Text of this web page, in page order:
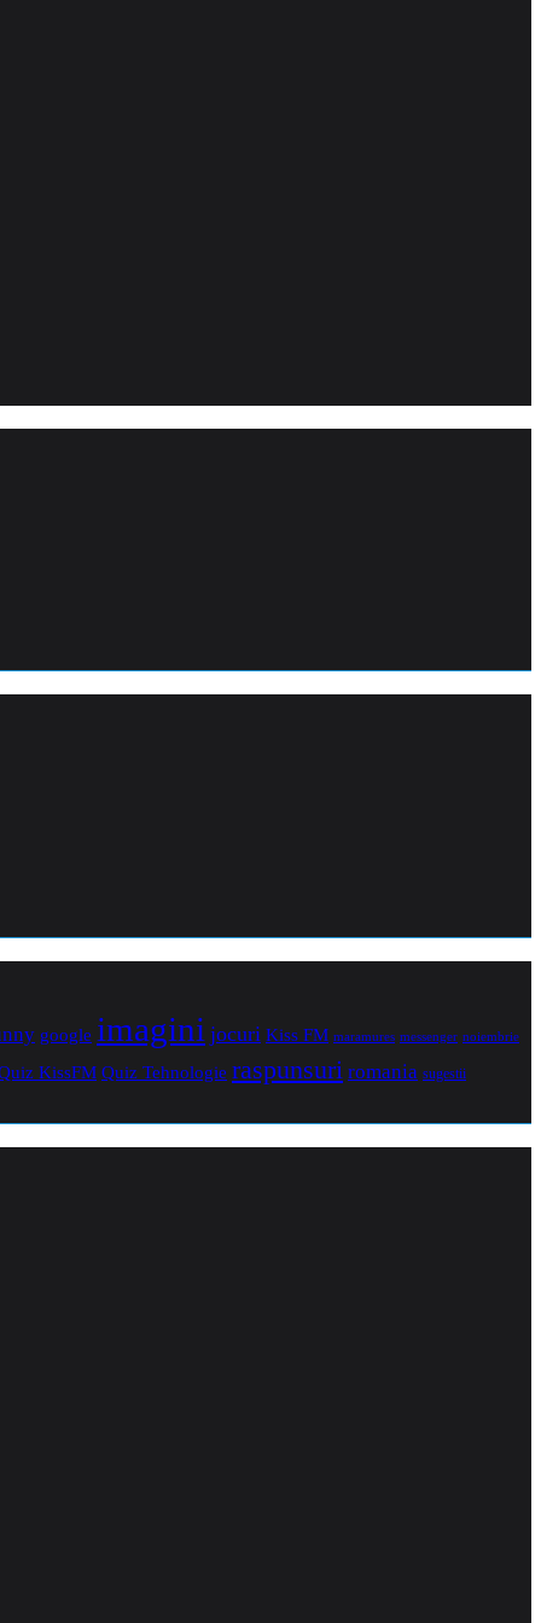
google imagini jocuri Kiss FM maramures messenger noiembrie
KissFM Quiz Tehnologie raspunsuri romania sugestii